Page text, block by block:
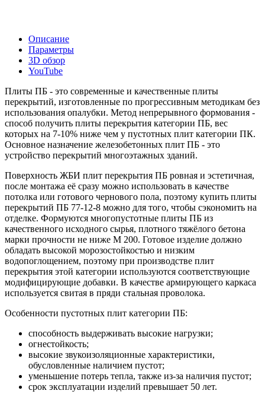
Описание
Параметры
3D обзор
YouTube
Плиты ПБ - это современные и качественные плиты
перекрытий, изготовленные по прогрессивным методикам без
использования опалубки. Метод непрерывного формования -
способ получить плиты перекрытия категории ПБ, вес
которых на 7-10% ниже чем у пустотных плит категории ПК.
Основное назначение железобетонных плит ПБ - это
устройство перекрытий многоэтажных зданий.
Поверхность ЖБИ плит перекрытия ПБ ровная и эстетичная,
после монтажа её сразу можно использовать в качестве
потолка или готового чернового пола, поэтому купить плиты
перекрытий ПБ 77-12-8 можно для того, чтобы сэкономить на
отделке. Формуются многопустотные плиты ПБ из
качественного исходного сырья, плотного тяжёлого бетона
марки прочности не ниже М 200. Готовое изделие должно
обладать высокой морозостойкостью и низким
водопоглощением, поэтому при производстве плит
перекрытия этой категории используются соответствующие
модифицирующие добавки. В качестве армирующего каркаса
используется свитая в пряди стальная проволока.
Особенности пустотных плит категории ПБ:
способность выдерживать высокие нагрузки;
огнестойкость;
высокие звукоизоляционные характеристики,
обусловленные наличием пустот;
уменьшение потерь тепла, также из-за наличия пустот;
срок эксплуатации изделий превышает 50 лет.